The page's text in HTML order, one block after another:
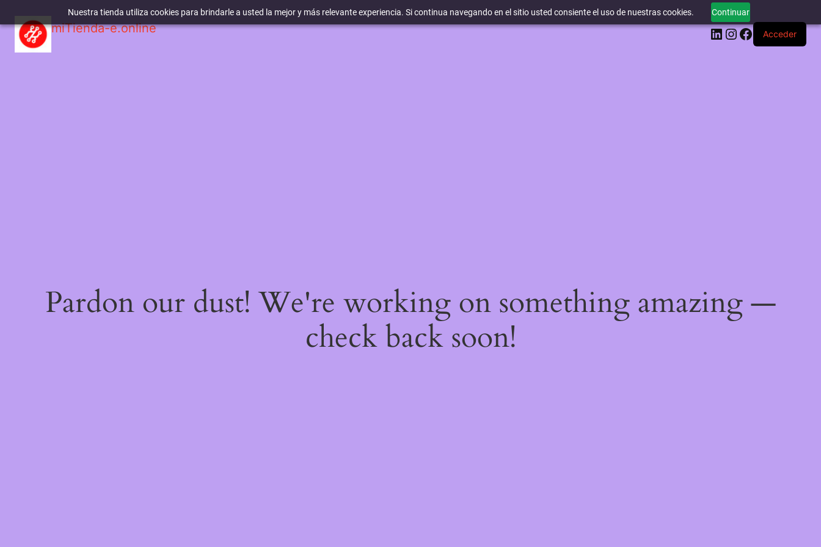
Nuestra tienda utiliza cookies para brindarle a usted la mejor y más relevante experiencia. Si continua navegando en el sitio usted consiente el uso de nuestras cookies. Continuar
miTienda-e.online LinkedIn
Instagram
Facebook
Acceder
Pardon our dust! We're working on something amazing —
check back soon!